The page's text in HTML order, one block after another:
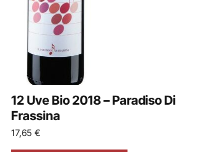
12 Uve Bio 2018 – Paradiso Di
Frassina
17,65 €